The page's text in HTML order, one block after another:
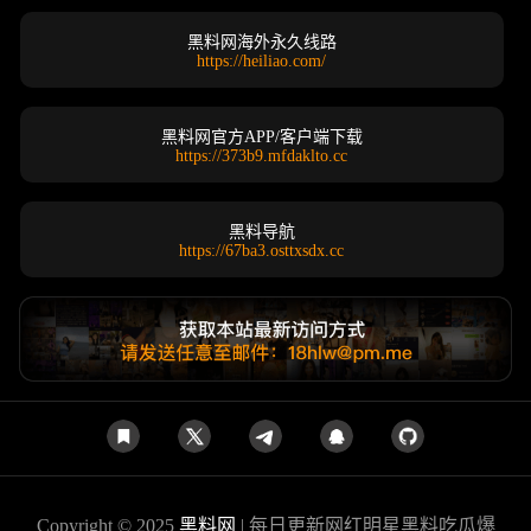
黑料网海外永久线路
https://heiliao.com/
黑料网官方APP/客户端下载
https://373b9.mfdaklto.cc
黑料导航
https://67ba3.osttxsdx.cc
Copyright © 2025 黑料网 | 每日更新网红明星黑料吃瓜爆